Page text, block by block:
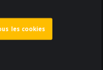
les cookies